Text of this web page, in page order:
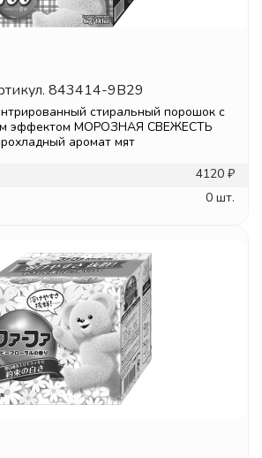
843414-9B29
стиральный порошок с
эффектом МОРОЗНАЯ СВЕЖЕСТЬ
аромат мят
4120 ₽
0 шт.